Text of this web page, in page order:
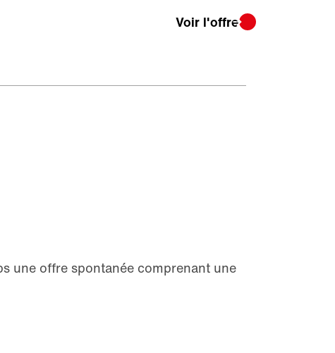
Voir l'offre
une offre spontanée comprenant une